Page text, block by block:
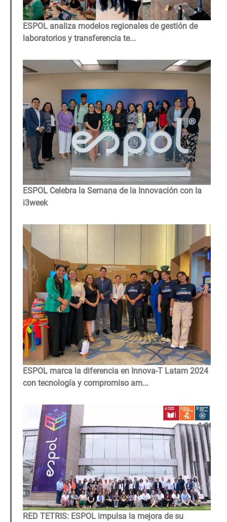
ESPOL analiza modelos regionales de gestión de
laboratorios y transferencia te...
Image
ESPOL Celebra la Semana de la Innovación con la
i3week
Image
ESPOL marca la diferencia en Innova-T Latam 2024
con tecnología y compromiso am...
Image
RED TETRIS: ESPOL impulsa la mejora de su